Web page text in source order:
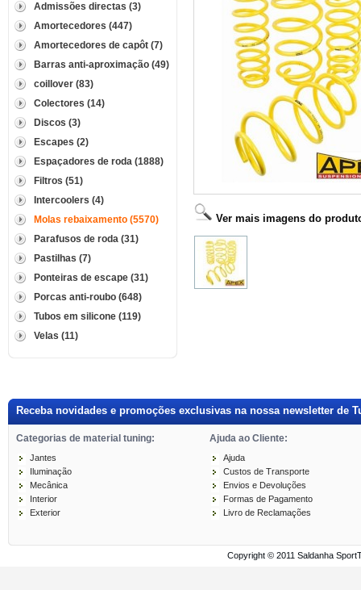
Admissões directas (3)
Amortecedores (447)
Amortecedores de capôt (7)
Barras anti-aproximação (49)
coillover (83)
Colectores (14)
Discos (3)
Escapes (2)
Espaçadores de roda (1888)
Filtros (51)
Intercoolers (4)
Molas rebaixamento (5570)
Parafusos de roda (31)
Pastilhas (7)
Ponteiras de escape (31)
Porcas anti-roubo (648)
Tubos em silicone (119)
Velas (11)
Ver mais imagens do
Receba novidades e promoções exclusivas na nossa newsletter de
Categorias de material tuning: Ajuda ao Cliente:
Jantes
Iluminação
Mecânica
Interior
Exterior
Ajuda
Custos de Transporte
Envios e Devoluções
Formas de Pagamento
Livro de Reclamações
Copyright © 2011 Saldanha